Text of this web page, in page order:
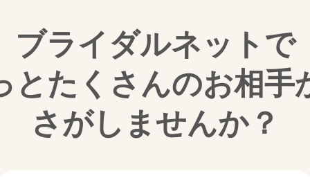
ブライダルネットで
とたくさんのお相手
さがしませんか？